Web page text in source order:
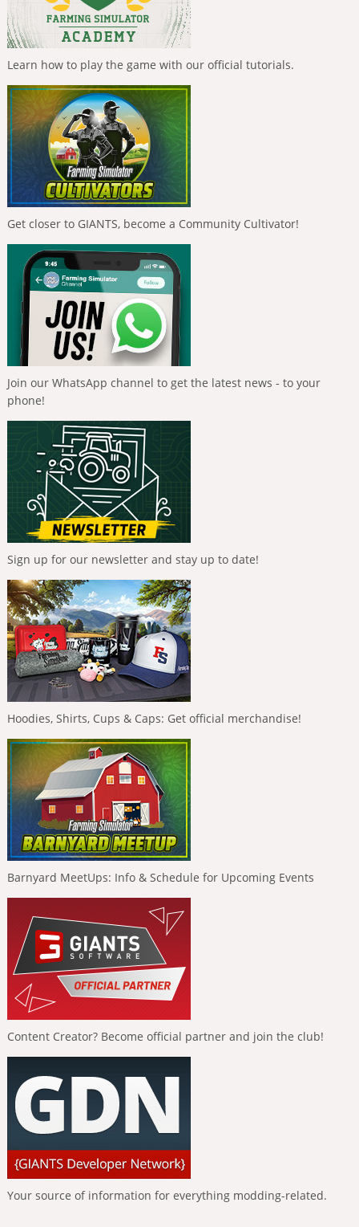
Learn how to play the game with our official tutorials.
Get closer to GIANTS, become a Community Cultivator!
Join our WhatsApp channel to get the latest news - to your
phone!
Sign up for our newsletter and stay up to date!
Hoodies, Shirts, Cups & Caps: Get official merchandise!
Barnyard MeetUps: Info & Schedule for Upcoming Events
Content Creator? Become official partner and join the club!
Your source of information for everything modding-related.